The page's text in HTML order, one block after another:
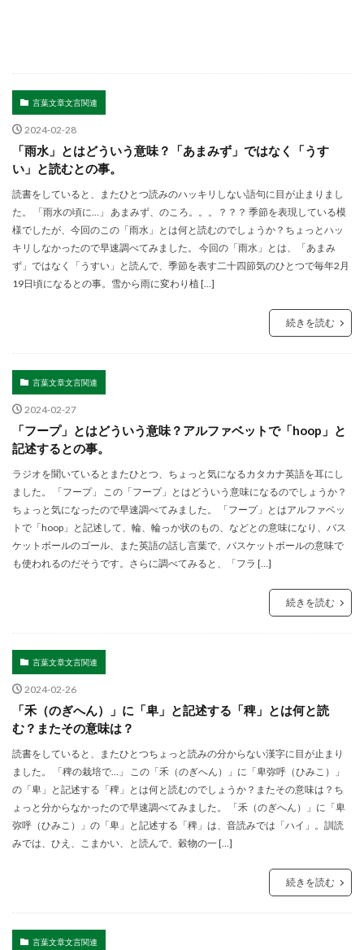
言葉文章文言関連
2024-02-28
「雨水」とはどういう意味？「あまみず」ではなく「うす
い」と読むとの事。
読書をしていると、またひとつ読みのハッキリしない語句に目が止まりまし
た。 「雨水の頃に…」 あまみず、のころ。。。？？？ 季節を表現している模
様でしたが、今回のこの「雨水」とは何と読むのでしょうか？ちょっとハッ
キリしなかったので早速調べてみました。 今回の「雨水」とは、「あまみ
ず」ではなく「うすい」と読んで、季節を表す二十四節気のひとつで毎年2月
19日頃になるとの事。雪から雨に変わり植 […]
続きを読む
言葉文章文言関連
2024-02-27
「フープ」とはどういう意味？アルファベットで「hoop」と
記述するとの事。
ラジオを聞いているとまたひとつ、ちょっと気になるカタカナ英語を耳にし
ました。 「フープ」 この「フープ」とはどういう意味になるのでしょうか？
ちょっと気になったので早速調べてみました。 「フープ」とはアルファベッ
トで「hoop」と記述して、輪、輪っか状のもの、などとの意味になり、バス
ケットボールのゴール、また英語の話し言葉で、バスケットボールの意味で
も使われるのだそうです。さらに調べてみると、「フラ […]
続きを読む
言葉文章文言関連
2024-02-26
「禾（のぎへん）」に「卑」と記述する「稗」とは何と読
む？またその意味は？
読書をしていると、またひとつちょっと読みの分からない漢字に目が止まり
ました。 「稗の栽培で…」 この「禾（のぎへん）」に「卑弥呼（ひみこ）」
の「卑」と記述する「稗」とは何と読むのでしょうか？またその意味は？ち
ょっと分からなかったので早速調べてみました。 「禾（のぎへん）」に「卑
弥呼（ひみこ）」の「卑」と記述する「稗」は、音読みでは「ハイ」。訓読
みでは、ひえ、こまかい、と読んで、穀物の一 […]
続きを読む
言葉文章文言関連